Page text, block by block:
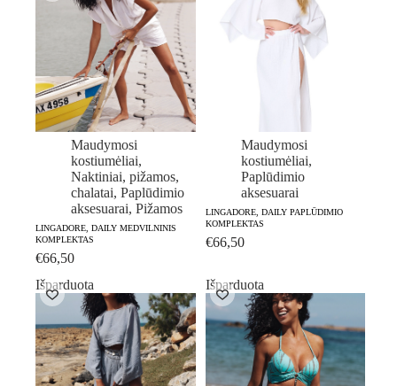
Maudymosi
kostiumėliai,
Naktiniai, pižamos,
chalatai, Paplūdimio
aksesuarai, Pižamos
LINGADORE, DAILY MEDVILNINIS
KOMPLEKTAS
€66,50
Maudymosi
kostiumėliai,
Paplūdimio
aksesuarai
LINGADORE, DAILY PAPLŪDIMIO
KOMPLEKTAS
€66,50
Išparduota Išparduota